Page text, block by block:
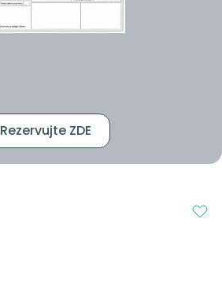
Rezervujte ZDE